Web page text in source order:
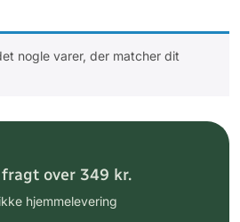
nogle varer, der matcher dit
over 349 kr.
hjemmelevering